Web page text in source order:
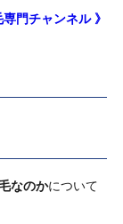
門チャンネル 》
なのかについて